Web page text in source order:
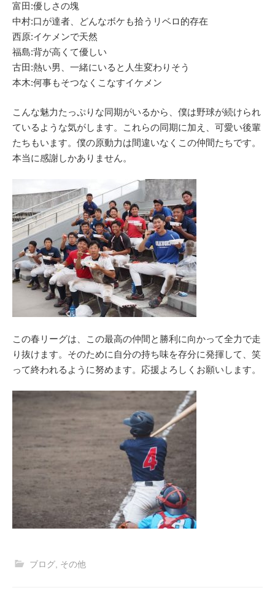
富田:優しさの塊
中村:口が達者、どんなボケも拾うリベロ的存在
西原:イケメンで天然
福島:背が高くて優しい
古田:熱い男、一緒にいると人生変わりそう
本木:何事もそつなくこなすイケメン
こんな魅力たっぷりな同期がいるから、僕は野球が続けられ
ているような気がします。これらの同期に加え、可愛い後輩
たちもいます。僕の原動力は間違いなくこの仲間たちです。
本当に感謝しかありません。
この春リーグは、この最高の仲間と勝利に向かって全力で走
り抜けます。そのために自分の持ち味を存分に発揮して、笑
って終われるように努めます。応援よろしくお願いします。
ブログ その他